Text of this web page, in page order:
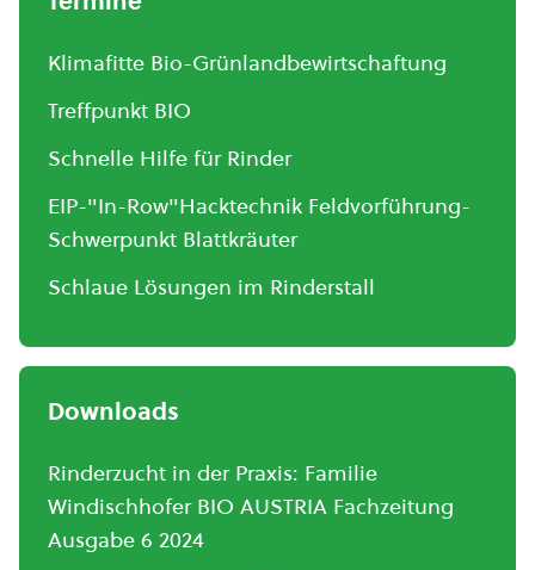
Klimafitte Bio-Grünlandbewirtschaftung
Treffpunkt BIO
Schnelle Hilfe für Rinder
EIP-"In-Row"Hacktechnik Feldvorführung-
Schwerpunkt Blattkräuter
Schlaue Lösungen im Rinderstall
Downloads
Rinderzucht in der Praxis: Familie
Windischhofer BIO AUSTRIA Fachzeitung
Ausgabe 6 2024